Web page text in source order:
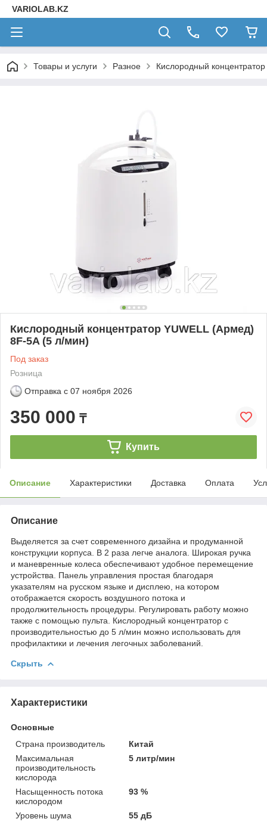
VARIOLAB.KZ
Товары и услуги Разное Кислородный
Кислородный концентратор YUWELL (Армед)
8F-5A (5 л/мин)
Под заказ
Розница
Отправка с 07 ноября 2026
350 000 ₸
Купить
Описание Характеристики Доставка Оплата
Описание
Выделяется за счет современного дизайна и продуманной
конструкции корпуса. В 2 раза легче аналога. Широкая ручка
и маневренные колеса обеспечивают удобное перемещение
устройства. Панель управления простая благодаря
указателям на русском языке и дисплею, на котором
отображается скорость воздушного потока и
продолжительность процедуры. Регулировать работу можно
также с помощью пульта. Кислородный концентратор с
производительностью до 5 л/мин можно использовать для
профилактики и лечения легочных заболеваний.
Скрыть
Характеристики
Основные
Страна производитель
Китай
Максимальная
производительность
кислорода
5 литр/мин
Насыщенность потока
кислородом
93 %
Уровень шума
55 дБ